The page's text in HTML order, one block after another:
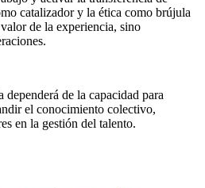
catalizador y la ética como brújula
de la experiencia, sino
de la capacidad para
el conocimiento colectivo,
en la gestión del talento.